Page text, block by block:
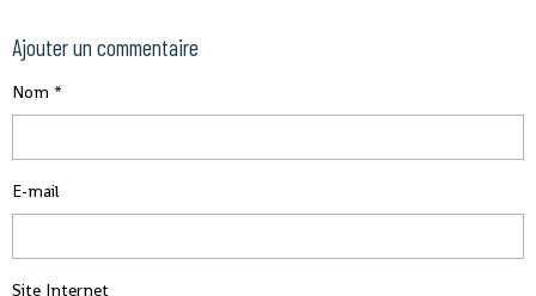
Ajouter un commentaire
Nom
E-mail
Site Internet